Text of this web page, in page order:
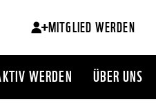
MITGLIED WERDEN
WERDEN ÜBER UNS